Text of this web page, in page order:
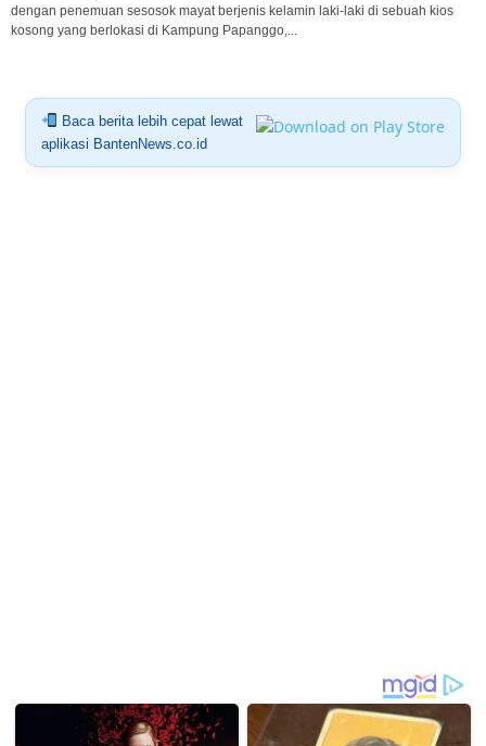
dengan penemuan sesosok mayat berjenis kelamin laki-laki di sebuah kios
kosong yang berlokasi di Kampung Papanggo,...
Baca berita lebih cepat lewat
aplikasi BantenNews.co.id